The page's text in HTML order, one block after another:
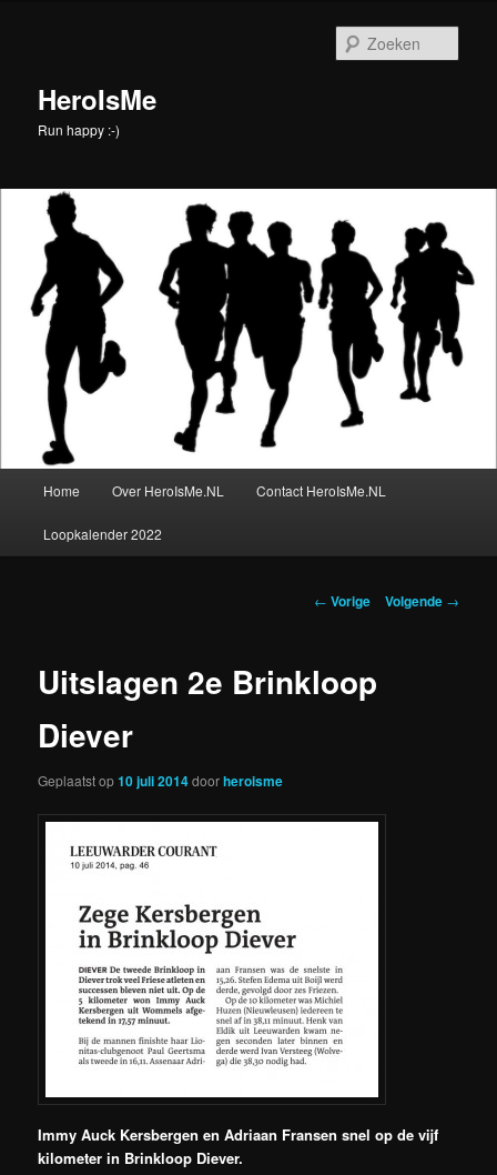
inhoudHeroIsMe
Run happy :-)
Home Over HeroIsMe.NL Contact HeroIsMe.NL
Loopkalender 2022
Berichtnavigatie
← Vorige Volgende →
Uitslagen 2e Brinkloop
Diever
Geplaatst op10 juli 2014doorheroisme
Immy Auck Kersbergen en Adriaan Fransen snel op de vijf
kilometer in Brinkloop Diever.